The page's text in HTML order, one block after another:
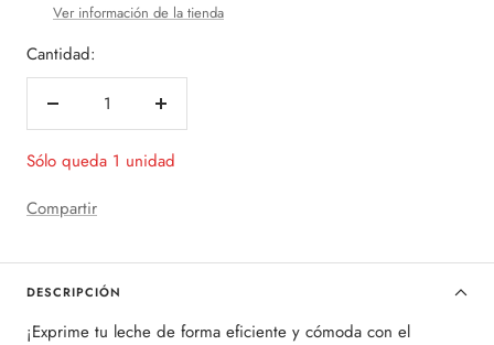
Ver información de la tienda
Cantidad:
Decrecer
Aumentar
Sólo queda 1 unidad
Compartir
DESCRIPCIÓN
¡Exprime tu leche de forma eficiente y cómoda con el